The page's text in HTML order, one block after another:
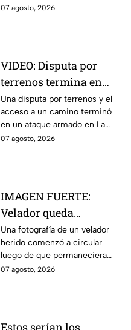
ciudad de Puebla; toma
07 agosto, 2026
VIDEO: Disputa por
terrenos termina en
ataque armado en
Chihuahua; padre
muere y su hijo queda
herido
Una disputa por terrenos y el
acceso a un camino terminó
en un ataque armado en La
Regina, Chihuahua, donde un
07 agosto, 2026
IMAGEN FUERTE:
Velador queda
gravemente herido tras
ataque con arma
blanca en
Aguascalientes
Una fotografía de un velador
herido comenzó a circular
luego de que permaneciera
varias horas hospitalizado tras
07 agosto, 2026
Estos serían los